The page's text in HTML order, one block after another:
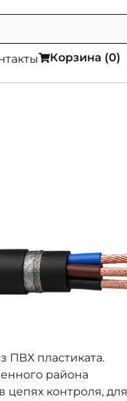
Корзина (0)
ПВХ пластиката.
района
цепях контроля, для